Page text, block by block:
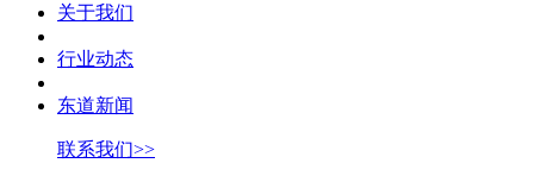
关于我们
行业动态
东道新闻
联系我们>>